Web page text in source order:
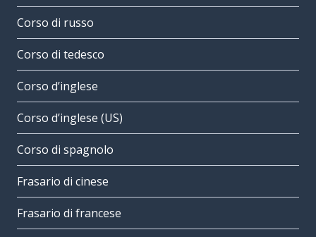
Corso di russo
Corso di tedesco
Corso d’inglese
Corso d’inglese (US)
Corso di spagnolo
Frasario di cinese
Frasario di francese